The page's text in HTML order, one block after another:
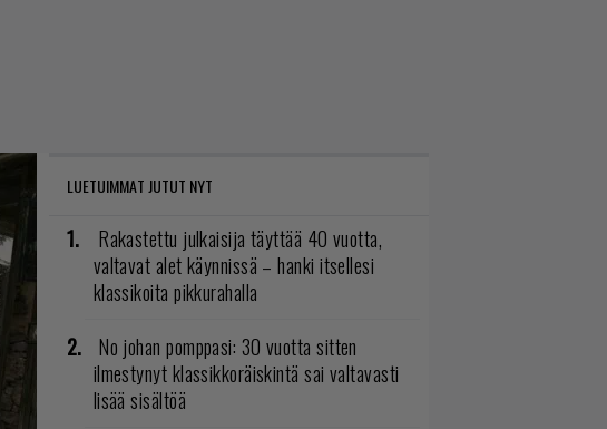
LUETUIMMAT JUTUT NYT
Rakastettu julkaisija täyttää 40 vuotta,
valtavat alet käynnissä – hanki itsellesi
klassikoita pikkurahalla
No johan pomppasi: 30 vuotta sitten
ilmestynyt klassikkoräiskintä sai valtavasti
lisää sisältöä